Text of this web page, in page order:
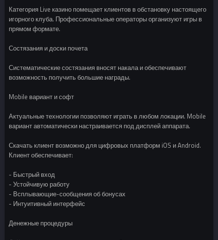
Категория Live казино помещает клиентов в обстановку настоящего
игорного клуба. Профессиональные операторы организуют игры в
прямом формате.
Состязания и доски почета
Систематические состязания вносят накала и обеспечивают
возможность получить большие награды.
Mobile вариант и софт
Актуальные технологии позволяют играть в любом локации. Mobile
вариант автоматически настраивается под дисплей аппарата.
Скачать клиент возможно для цифровых платформ iOS и Android.
Клиент обеспечивает:
- Быстрый вход
- Устойчивую работу
- Всплывающие-сообщения об бонусах
- Интуитивный интерфейс
Денежные процедуры